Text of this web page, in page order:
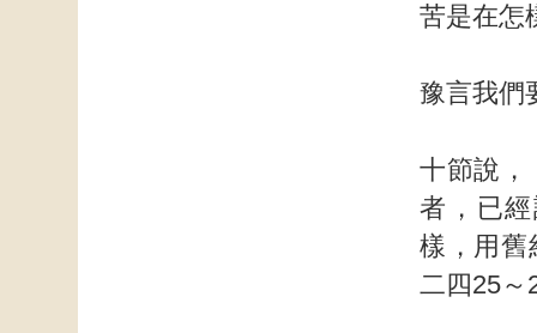
苦是在怎
豫言我們
十節說，
者，已
樣，用舊
二四25～